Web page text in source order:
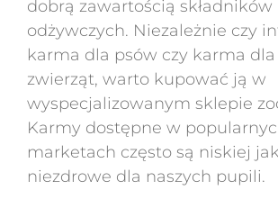
dobrą zawartością składników
odżywczych. Niezależnie czy
karma dla psów czy karma
zwierząt, warto kupować ją w
wyspecjalizowanym sklepie
Karmy dostępne w
marketach często są niskiej
niezdrowe dla naszych pupili.